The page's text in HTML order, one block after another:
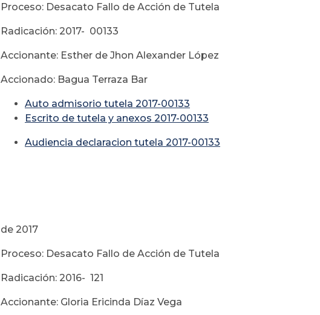
Proceso: Desacato Fallo de Acción de Tutela
Radicación: 2017- 00133
Accionante: Esther de Jhon Alexander López
Accionado: Bagua Terraza Bar
Auto admisorio tutela 2017-00133
Escrito de tutela y anexos 2017-00133
Audiencia declaracion tutela 2017-00133
de 2017
Proceso: Desacato Fallo de Acción de Tutela
Radicación: 2016- 121
Accionante: Gloria Ericinda Díaz Vega